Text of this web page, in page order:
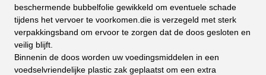
beschermende bubbelfolie gewikkeld om eventuele schade
tijdens het vervoer te voorkomen.die is verzegeld met sterk
verpakkingsband om ervoor te zorgen dat de doos gesloten en
veilig blijft.
Binnenin de doos worden uw voedingsmiddelen in een
voedselvriendelijke plastic zak geplaatst om een extra